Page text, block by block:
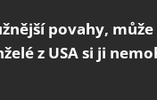
povahy,
z USA si ji